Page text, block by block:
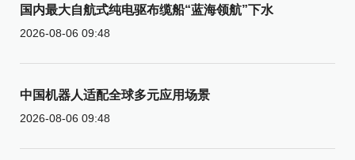
国内最大自航式纯电驱布缆船“蓝海领航”下水
2026-08-06 09:48
中国机器人适配全球多元应用场景
2026-08-06 09:48